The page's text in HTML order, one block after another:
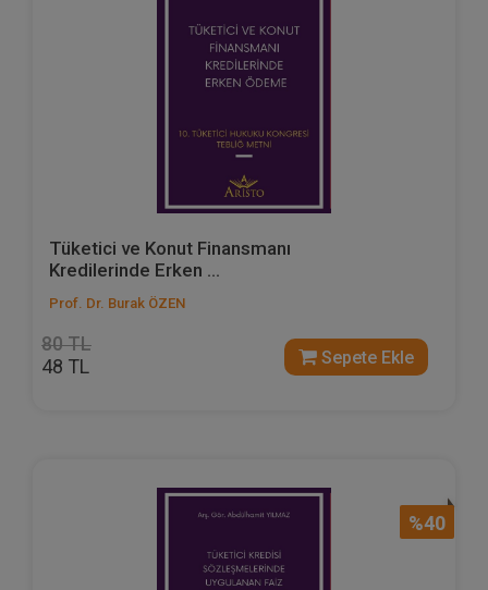
Tüketici ve Konut Finansmanı
Kredilerinde Erken ...
Prof. Dr. Burak ÖZEN
80 TL
48 TL Sepete Ekle
%40